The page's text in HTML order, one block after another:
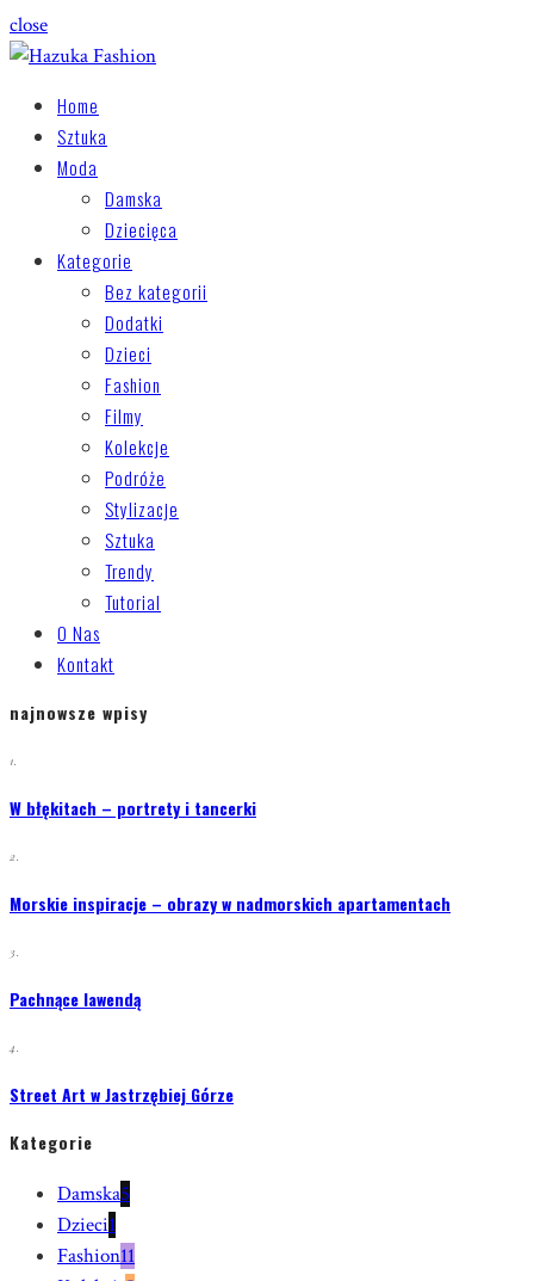
close
Home
Sztuka
Moda
Damska
Dziecięca
Kategorie
Bez kategorii
Dodatki
Dzieci
Fashion
Filmy
Kolekcje
Podróże
Stylizacje
Sztuka
Trendy
Tutorial
O Nas
Kontakt
najnowsze wpisy
1.
W błękitach – portrety i tancerki
2.
Morskie inspiracje – obrazy w nadmorskich apartamentach
3.
Pachnące lawendą
4.
Street Art w Jastrzębiej Górze
Kategorie
Damska5
Dzieci1
Fashion11